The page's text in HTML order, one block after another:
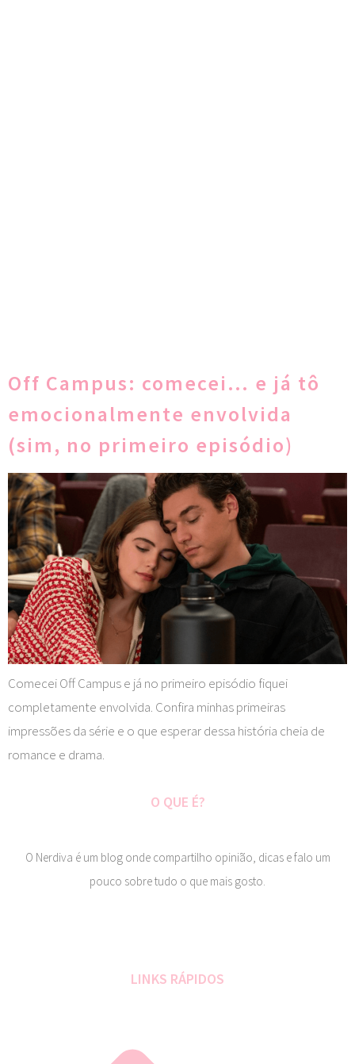
Off Campus: comecei… e já tô
emocionalmente envolvida
(sim, no primeiro episódio)
Comecei Off Campus e já no primeiro episódio fiquei
completamente envolvida. Confira minhas primeiras
impressões da série e o que esperar dessa história cheia de
romance e drama.
O QUE É?
O Nerdiva é um blog onde compartilho opinião, dicas e falo um
pouco sobre tudo o que mais gosto.
LINKS RÁPIDOS